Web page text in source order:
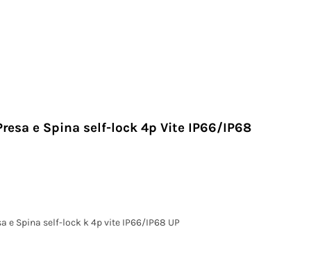
e Spina self-lock 4p Vite IP66/IP68
e Spina self-lock k 4p vite IP66/IP68 UP